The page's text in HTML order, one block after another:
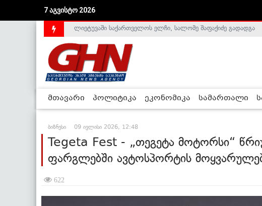
7 აგვისტო 2026
აშშ-მა საქართველოსთან სტრატეგიული პარტნიორობა შეაჩერა
მთავარი პოლიტიკა ეკონომიკა სამართალი
ბიზნესი 09 ივლისი 2026, 12:48
Tegeta Fest - „თეგეტა მოტორსი“
ფარგლებში ავტოსპორტის
622